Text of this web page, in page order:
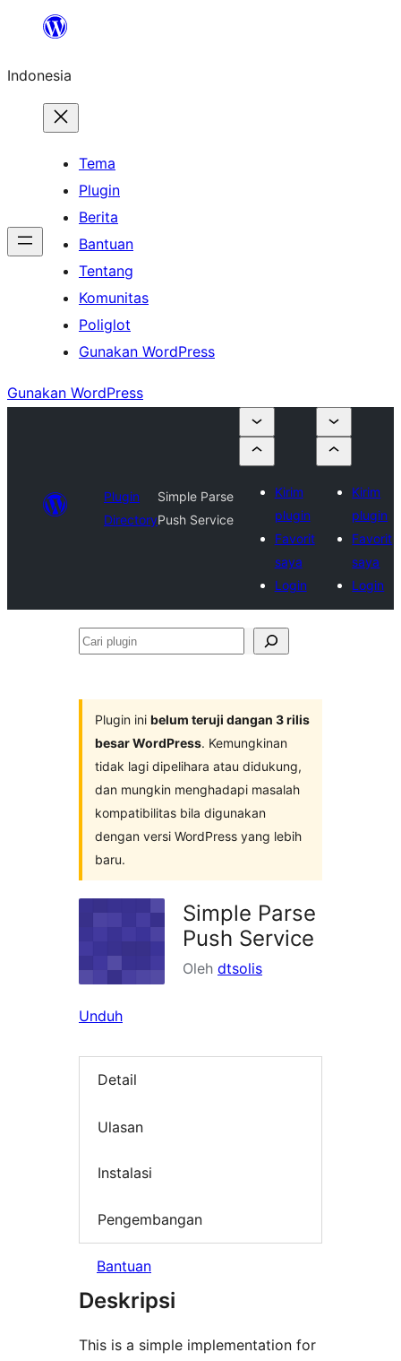
Lewati
konten
Indonesia
Tema
Plugin
Berita
Bantuan
Tentang
Komunitas
Poliglot
Gunakan WordPress
Gunakan WordPress
Plugin
Directory
Simple Parse
Push Service
Kirim
plugin
Favorit
saya
Login
Kirim
plugin
Favorit
saya
Login
Cari
Plugin ini belum teruji dangan 3 rilis
besar WordPress. Kemungkinan
tidak lagi dipelihara atau didukung,
dan mungkin menghadapi masalah
kompatibilitas bila digunakan
dengan versi WordPress yang lebih
baru.
Simple Parse
Push Service
Oleh dtsolis
Unduh
Detail
Ulasan
Instalasi
Pengembangan
Bantuan
Deskripsi
This is a simple implementation for